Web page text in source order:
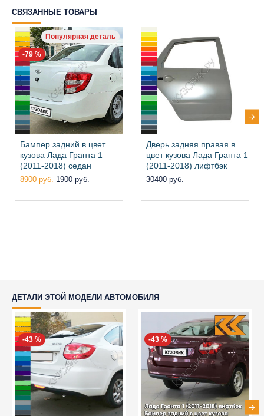
СВЯЗАННЫЕ ТОВАРЫ
Популярная деталь
-79 %
Бампер задний в цвет
кузова Лада Гранта 1
(2011-2018) седан
8900 руб. 1900 руб.
Дверь задняя правая в
цвет кузова Лада Гранта 1
(2011-2018) лифтбэк
30400 руб.
ДЕТАЛИ ЭТОЙ МОДЕЛИ АВТОМОБИЛЯ
-43 % -43 %